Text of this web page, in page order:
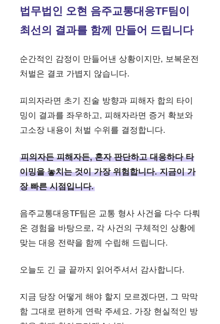
법무법인 오현 음주교통대응TF팀이
최선의 결과를 함께 만들어 드립니다
순간적인 감정이 만들어낸 상황이지만, 보복운전
처벌은 결코 가볍지 않습니다.
피의자라면 초기 진술 방향과 피해자 합의 타이
밍이 결과를 좌우하고, 피해자라면 증거 확보와
고소장 내용이 처벌 수위를 결정합니다.
피의자든 피해자든, 혼자 판단하고 대응하다 타
이밍을 놓치는 것이 가장 위험합니다. 지금이 가
장 빠른 시점입니다.
음주교통대응TF팀은 교통 형사 사건을 다수 다뤄
온 경험을 바탕으로, 각 사건의 구체적인 상황에
맞는 대응 전략을 함께 수립해 드립니다.
오늘도 긴 글 끝까지 읽어주셔서 감사합니다.
지금 당장 어떻게 해야 할지 모르겠다면, 그 막막
함 그대로 편하게 연락 주세요. 가장 현실적인 방